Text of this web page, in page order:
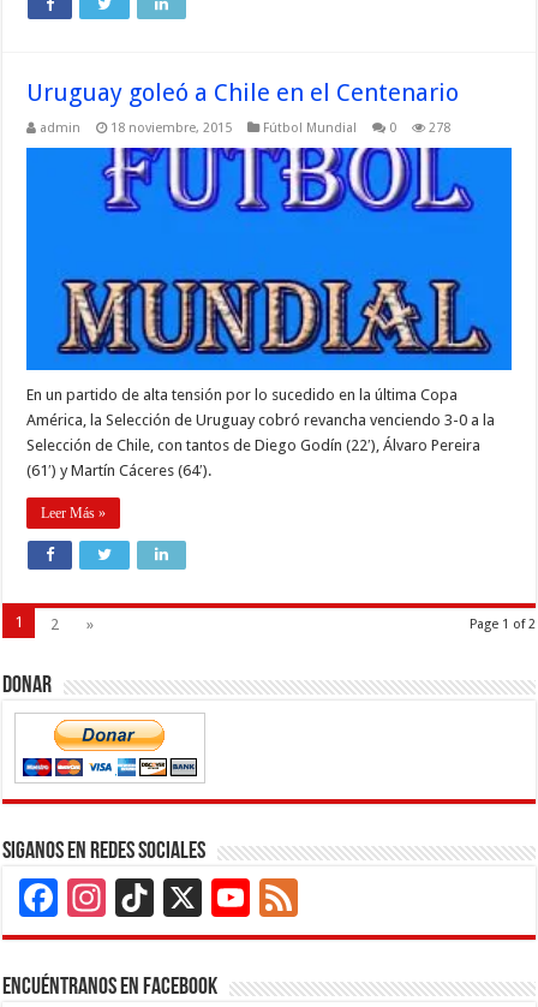
Uruguay goleó a Chile en el Centenario
admin 18 noviembre, 2015 Fútbol Mundial 0 278
En un partido de alta tensión por lo sucedido en la última Copa
América, la Selección de Uruguay cobró revancha venciendo 3-0 a la
Selección de Chile, con tantos de Diego Godín (22′), Álvaro Pereira
(61′) y Martín Cáceres (64′).
Leer Más »
Page 1 of 2
1 2 »
Donar
Siganos en Redes Sociales
Facebook
Instagram
TikTok
X
YouTube
Channel
Encuéntranos en Facebook